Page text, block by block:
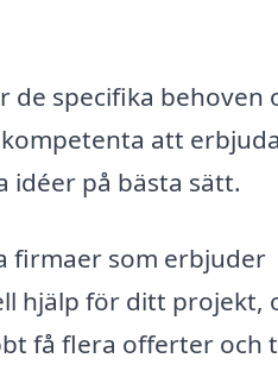
de specifika behoven
att
idéer på bästa sätt.
firmaer som erbjuder
hjälp för ditt projekt,
få flera offerter och